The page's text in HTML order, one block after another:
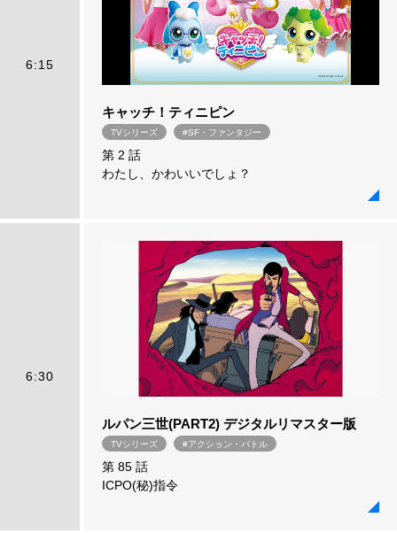
6:15
キャッチ！ティニピン
TVシリーズ #SF・ファンタジー
第 2 話
わたし、かわいいでしょ？
6:30
ルパン三世(PART2) デジタルリマスター版
TVシリーズ #アクション・バトル
第 85 話
ICPO(秘)指令